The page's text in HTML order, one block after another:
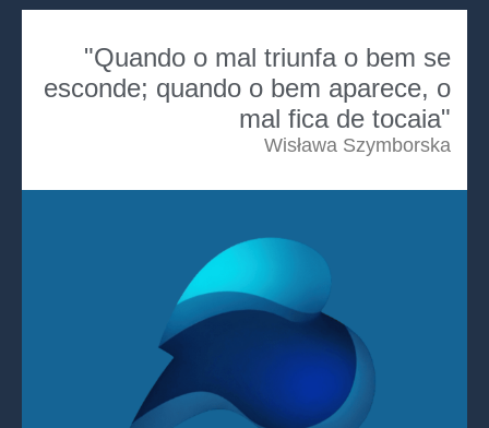
"Quando o mal triunfa o bem se
esconde; quando o bem aparece, o
mal fica de tocaia"
Wisława Szymborska